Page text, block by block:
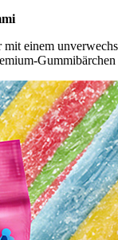
einem